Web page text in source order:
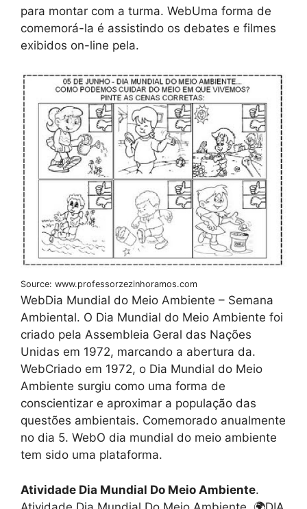
para montar com a turma. WebUma forma de
comemorá-la é assistindo os debates e filmes
exibidos on-line pela.
Source: www.professorzezinhoramos.com
WebDia Mundial do Meio Ambiente – Semana
Ambiental. O Dia Mundial do Meio Ambiente foi
criado pela Assembleia Geral das Nações
Unidas em 1972, marcando a abertura da.
WebCriado em 1972, o Dia Mundial do Meio
Ambiente surgiu como uma forma de
conscientizar e aproximar a população das
questões ambientais. Comemorado anualmente
no dia 5. WebO dia mundial do meio ambiente
tem sido uma plataforma.
Atividade Dia Mundial Do Meio Ambiente.